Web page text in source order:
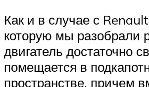
Как и в случае с
которую мы разобрали
двигатель достаточно
помещается в
пространстве, причем